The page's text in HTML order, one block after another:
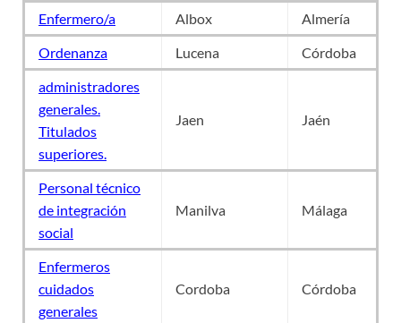
Enfermero/a Albox
Almería
Ordenanza
Lucena
Córdoba
administradores
generales.
Titulados
superiores.
Jaen Jaén
Personal técnico
de integración
social
Manilva Málaga
Enfermeros
cuidados
generales
Cordoba Córdoba